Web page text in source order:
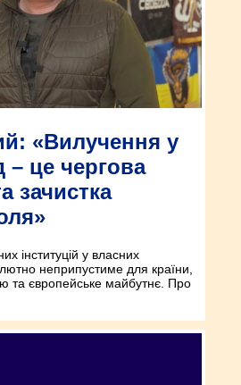
«Вилучення у
– це чергова
зачистка
інституцій у власних
неприпустиме для країни,
та європейське майбутнє. Про